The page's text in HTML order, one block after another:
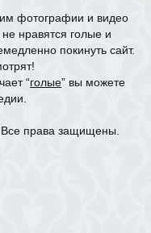
фотографии и видео
нравятся голые и
покинуть сайт.
“голые” вы можете
права защищены.